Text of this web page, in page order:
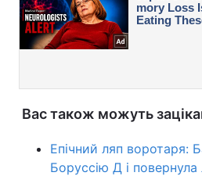
Вас також можуть
Епічний ляп воротаря:
Боруссію Д і повернула